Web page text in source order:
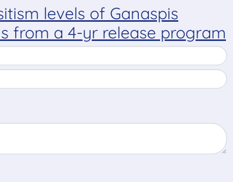
levels of Ganaspis
from a 4-yr release program